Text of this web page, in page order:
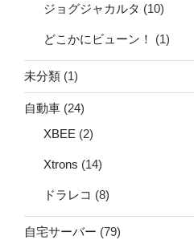
ジョグジャカルタ (10)
どこかにビューン！ (1)
未分類 (1)
自動車 (24)
XBEE (2)
Xtrons (14)
ドラレコ (8)
自宅サーバー (79)